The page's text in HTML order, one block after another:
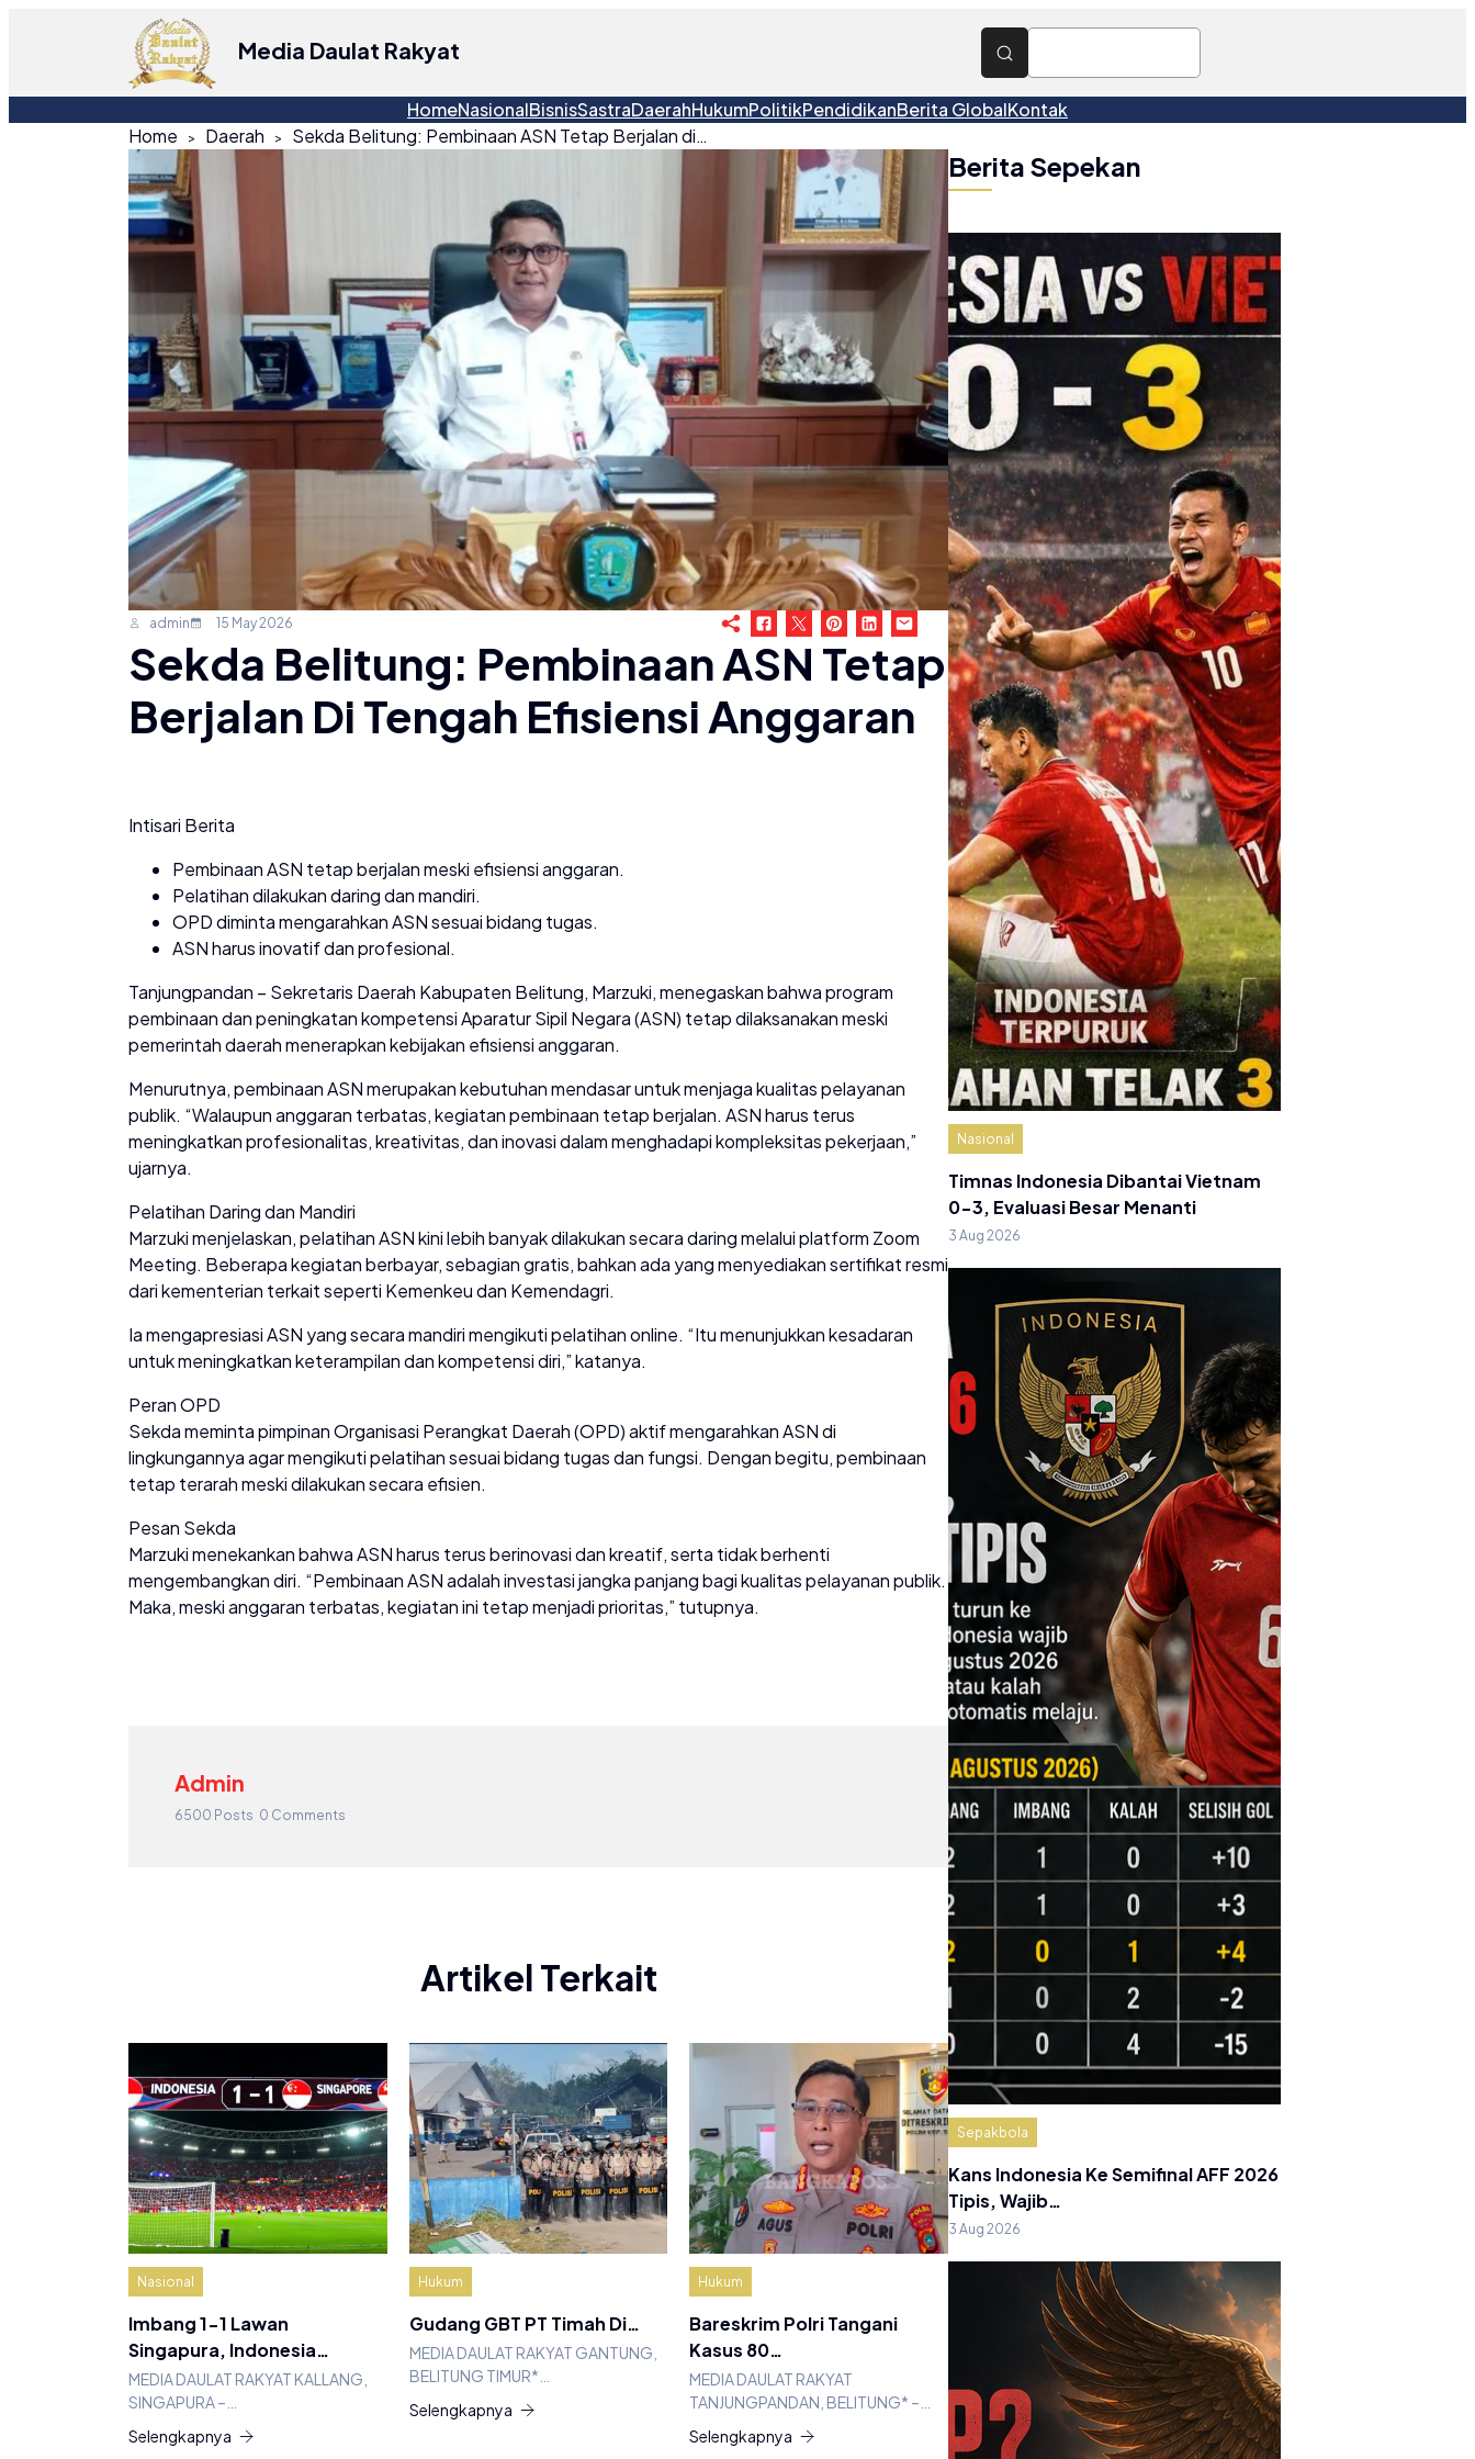
Media Daulat Rakyat
HomeNasionalBisnisSastraDaerahHukumPolitikPendidikanBerita GlobalKontak
Home
Daerah Sekda Belitung: Pembinaan ASN Tetap Berjalan di Tengah Efisiensi Anggaran
admin 15 May 2026
Sekda Belitung: Pembinaan ASN Tetap
Berjalan Di Tengah Efisiensi Anggaran
Intisari Berita
Pembinaan ASN tetap berjalan meski efisiensi anggaran.
Pelatihan dilakukan daring dan mandiri.
OPD diminta mengarahkan ASN sesuai bidang tugas.
ASN harus inovatif dan profesional.
Tanjungpandan – Sekretaris Daerah Kabupaten Belitung, Marzuki, menegaskan bahwa program
pembinaan dan peningkatan kompetensi Aparatur Sipil Negara (ASN) tetap dilaksanakan meski
pemerintah daerah menerapkan kebijakan efisiensi anggaran.
Menurutnya, pembinaan ASN merupakan kebutuhan mendasar untuk menjaga kualitas pelayanan
publik. “Walaupun anggaran terbatas, kegiatan pembinaan tetap berjalan. ASN harus terus
meningkatkan profesionalitas, kreativitas, dan inovasi dalam menghadapi kompleksitas pekerjaan,”
ujarnya.
Pelatihan Daring dan Mandiri
Marzuki menjelaskan, pelatihan ASN kini lebih banyak dilakukan secara daring melalui platform Zoom
Meeting. Beberapa kegiatan berbayar, sebagian gratis, bahkan ada yang menyediakan sertifikat resmi
dari kementerian terkait seperti Kemenkeu dan Kemendagri.
Ia mengapresiasi ASN yang secara mandiri mengikuti pelatihan online. “Itu menunjukkan kesadaran
untuk meningkatkan keterampilan dan kompetensi diri,” katanya.
Peran OPD
Sekda meminta pimpinan Organisasi Perangkat Daerah (OPD) aktif mengarahkan ASN di
lingkungannya agar mengikuti pelatihan sesuai bidang tugas dan fungsi. Dengan begitu, pembinaan
tetap terarah meski dilakukan secara efisien.
Pesan Sekda
Marzuki menekankan bahwa ASN harus terus berinovasi dan kreatif, serta tidak berhenti
mengembangkan diri. “Pembinaan ASN adalah investasi jangka panjang bagi kualitas pelayanan publik.
Maka, meski anggaran terbatas, kegiatan ini tetap menjadi prioritas,” tutupnya.
Admin
6500 Posts 0 Comments
Artikel Terkait
Nasional
Imbang 1-1 Lawan
Singapura, Indonesia…
MEDIA DAULAT RAKYAT KALLANG,
SINGAPURA –…
Selengkapnya
Hukum
Gudang GBT PT Timah Di…
MEDIA DAULAT RAKYAT GANTUNG,
BELITUNG TIMUR*…
Selengkapnya
Hukum
Bareskrim Polri Tangani
Kasus 80…
MEDIA DAULAT RAKYAT
TANJUNGPANDAN, BELITUNG* –…
Selengkapnya
Berita Sepekan
Nasional
Timnas Indonesia Dibantai Vietnam
0-3, Evaluasi Besar Menanti
3 Aug 2026
Sepakbola
Kans Indonesia Ke Semifinal AFF 2026
Tipis, Wajib…
3 Aug 2026